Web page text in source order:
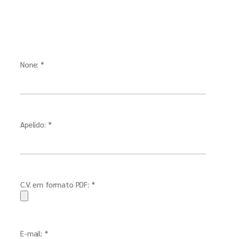
None: *
Apelido: *
C.V. em formato PDF: *
E-mail: *